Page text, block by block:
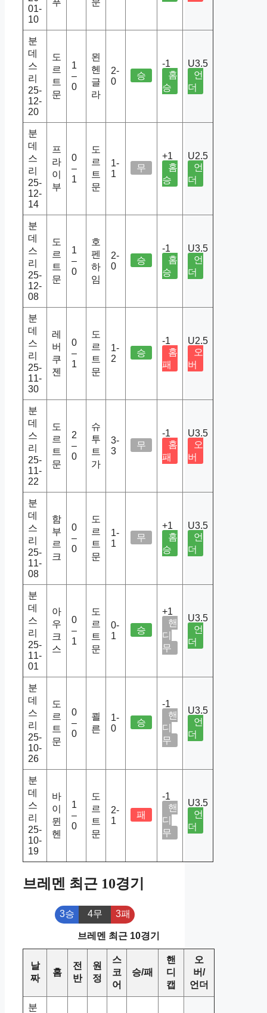
01-
10
분
데
스
리
25-
12-
20
도
르
트
문
1
–
0
묀
헨
글
라
2-
0
승
-1
홈
승
U3.5
언
더
분
데
스
리
25-
12-
14
프
라
이
부
0
–
1
도
르
트
문
1-
1
무
+1
홈
승
U2.5
언
더
분
데
스
리
25-
12-
08
도
르
트
문
1
–
0
호
펜
하
임
2-
0
승
-1
홈
승
U3.5
언
더
분
데
스
리
25-
11-
30
레
버
쿠
젠
0
–
1
도
르
트
문
1-
2
승
-1
홈
패
U2.5
오
버
분
데
스
리
25-
11-
22
도
르
트
문
2
–
0
슈
투
트
가
3-
3
무
-1
홈
패
U3.5
오
버
분
데
스
리
25-
11-
08
함
부
르
크
0
–
0
도
르
트
문
1-
1
무
+1
홈
승
U3.5
언
더
분
데
스
리
25-
11-
01
아
우
크
스
0
–
1
도
르
트
문
0-
1
승
+1
핸
디
무
U3.5
언
더
분
데
스
리
25-
10-
26
도
르
트
문
0
–
0
쾰
른
1-
0
승
-1
핸
디
무
U3.5
언
더
분
데
스
리
25-
10-
19
바
이
뮌
헨
1
–
0
도
르
트
문
2-
1
패
-1
핸
디
무
U3.5
언
더
브레멘 최근 10경기
3승 4무 3패
브레멘 최근 10경기
날
짜
홈
전
반
원
정
스
코
어
승/패
핸
디
캡
오
버/
언더
분